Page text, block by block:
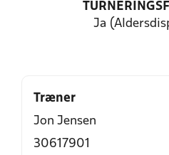
Ja
Træner
Jon Jensen
30617901